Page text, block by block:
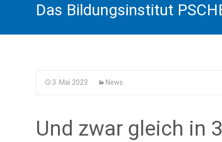
Das Bildungsinstitut
3. Mai 2023 News
Und zwar gleich in